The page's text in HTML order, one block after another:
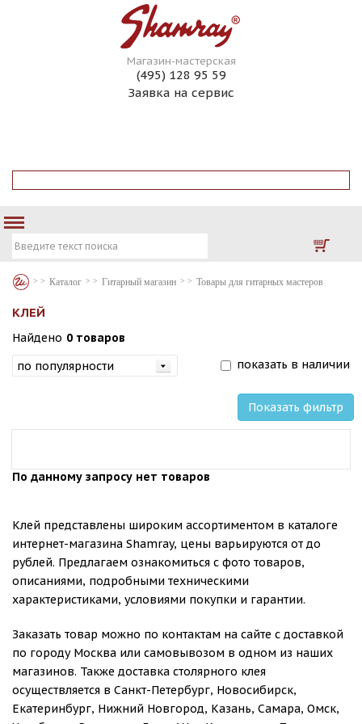
Магазин-мастерская
(495) 128 95 59
Заявка на сервис
Каталог Гитарный магазин Товары для гитарных мастеров
КЛЕЙ
Найдено 0 товаров
показать в наличии
Показать фильтр
По данному запросу нет товаров
Клей представлены широким ассортиментом в каталоге
интернет-магазина Shamray, цены варьируются от до
рублей. Предлагаем ознакомиться с фото товаров,
описаниями, подробными техническими
характеристиками, условиями покупки и гарантии.
Заказать товар можно по контактам на сайте с доставкой
по городу Москва или самовывозом в одном из наших
магазинов. Также доставка столярного клея
осуществляется в Санкт-Петербург, Новосибирск,
Екатеринбург, Нижний Новгород, Казань, Самара, Омск,